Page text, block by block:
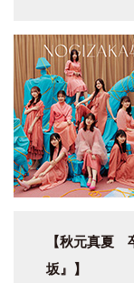
【秋元真夏
坂』】